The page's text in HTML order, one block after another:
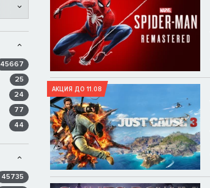
45667
25
24
77
44
45735
АКЦИЯ ДО 11.08